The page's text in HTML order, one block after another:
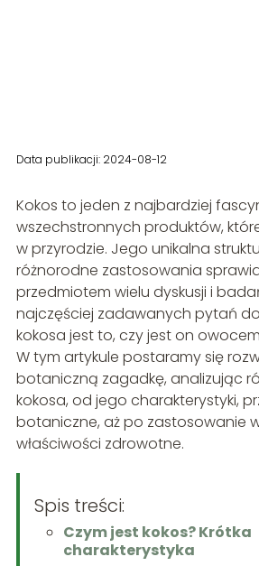
Data publikacji: 2024-08-12
Kokos to jeden z najbardziej
wszechstronnych produktów,
w przyrodzie. Jego unikalna
różnorodne zastosowania
przedmiotem wielu dyskusji i
najczęściej zadawanych pytań
kokosa jest to, czy jest on
W tym artykule postaramy się
botaniczną zagadkę, analizując
kokosa, od jego charakterystyki,
botaniczne, aż po zastosowanie
właściwości zdrowotne.
Spis treści:
Czym jest kokos? Krótka
charakterystyka